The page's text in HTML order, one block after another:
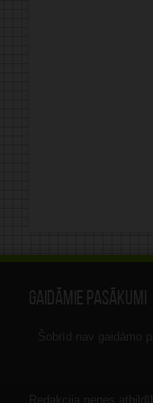
Gaidāmie pasākumi
Šobrīd nav gaidāmo
Redakcija nenes